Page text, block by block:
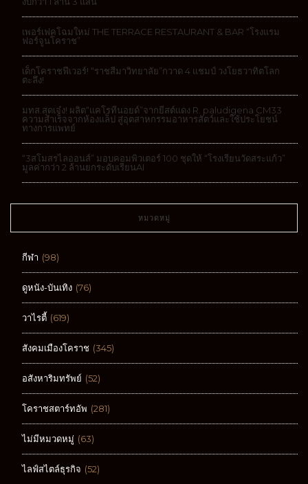
เพอร์เฟคโฉมใหม่ THE TERRACE RESTAURANT & BAR “โรงแรม
ฟอร์จูนโคราช”
เด็กโคราชฟีเวอร์! “ราชสีมาวิทยาลัย”กวาด 4 แชมป์ วงโยธวาทิตโลก
ตะลึง!
มทส.สุดเจ๋ง! ผลิต“แคโรทีนอยด์”จากยีสต์แดง R. paludigena CM33
ความสำเร็จจากห้องแล็ป สู่อุตสาหกรรมอาหารสัตว์และใช้ประโยชน์
ทางการแพทย์
“3สโมสรไลออนส์” มอบคอมพิวเตอร์ 100 ชุดให้ “โรงเรียนวัดสระแก้ว”
มูลค่ากว่า 2 ล้านยกระดับเรียนAI
หมวดหมู่
กีฬา (98)
ดูหนัง-บันเทิง (76)
วาไรตี้ (619)
สังคมเมืองโคราช (345)
อสังหาริมทรัพย์ (52)
โคราชสตาร์ทอัพ (281)
ไม่มีหมวดหมู่ (63)
ไลฟ์สไตล์ธุรกิจ (52)